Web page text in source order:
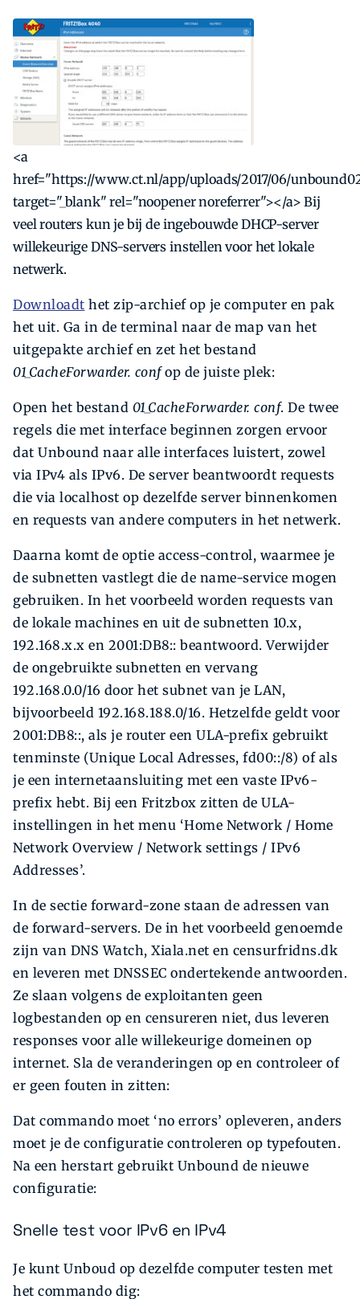
<a
href="https://www.ct.nl/app/uploads/2017/06/
target="_blank" rel="noopener noreferrer"></a> Bij
veel routers kun je bij de ingebouwde DHCP-server
willekeurige DNS-servers instellen voor het lokale
netwerk.
Downloadt het zip-archief op je computer en pak
het uit. Ga in de terminal naar de map van het
uitgepakte archief en zet het bestand
01_CacheForwarder. confop de juiste plek:
Open het bestand 01_CacheForwarder. conf. De twee
regels die met interface beginnen zorgen ervoor
dat Unbound naar alle interfaces luistert, zowel
via IPv4 als IPv6. De server beantwoordt requests
die via localhost op dezelfde server binnenkomen
en requests van andere computers in het netwerk.
Daarna komt de optie access-control, waarmee je
de subnetten vastlegt die de name-service mogen
gebruiken. In het voorbeeld worden requests van
de lokale machines en uit de subnetten 10.x,
192.168.x.x en 2001:DB8:: beantwoord. Verwijder
de ongebruikte subnetten en vervang
192.168.0.0/16 door het subnet van je LAN,
bijvoorbeeld 192.168.188.0/16. Hetzelfde geldt voor
2001:DB8::, als je router een ULA-prefix gebruikt
tenminste (Unique Local Adresses, fd00::/8) of als
je een internetaansluiting met een vaste IPv6-
prefix hebt. Bij een Fritzbox zitten de ULA-
instellingen in het menu ‘Home Network / Home
Network Overview / Network settings / IPv6
Addresses’.
In de sectie forward-zone staan de adressen van
de forward-servers. De in het voorbeeld genoemde
zijn van DNS Watch, Xiala.net en censurfridns.dk
en leveren met DNSSEC ondertekende antwoorden.
Ze slaan volgens de exploitanten geen
logbestanden op en censureren niet, dus leveren
responses voor alle willekeurige domeinen op
internet. Sla de veranderingen op en controleer of
er geen fouten in zitten:
Dat commando moet ‘no errors’ opleveren, anders
moet je de configuratie controleren op typefouten.
Na een herstart gebruikt Unbound de nieuwe
configuratie:
Snelle test voor IPv6 en IPv4
Je kunt Unboud op dezelfde computer testen met
het commando dig: